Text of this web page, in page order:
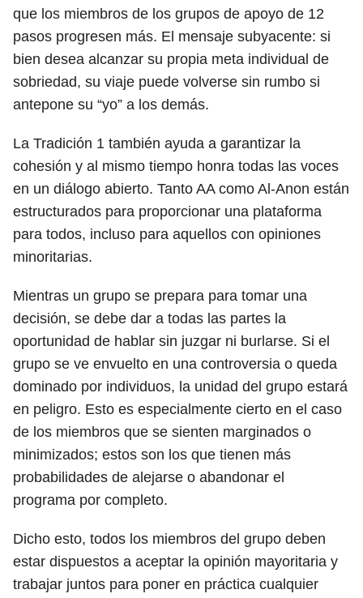
que los miembros de los grupos de apoyo de 12
pasos progresen más. El mensaje subyacente: si
bien desea alcanzar su propia meta individual de
sobriedad, su viaje puede volverse sin rumbo si
antepone su “yo” a los demás.
La Tradición 1 también ayuda a garantizar la
cohesión y al mismo tiempo honra todas las voces
en un diálogo abierto. Tanto AA como Al-Anon están
estructurados para proporcionar una plataforma
para todos, incluso para aquellos con opiniones
minoritarias.
Mientras un grupo se prepara para tomar una
decisión, se debe dar a todas las partes la
oportunidad de hablar sin juzgar ni burlarse. Si el
grupo se ve envuelto en una controversia o queda
dominado por individuos, la unidad del grupo estará
en peligro. Esto es especialmente cierto en el caso
de los miembros que se sienten marginados o
minimizados; estos son los que tienen más
probabilidades de alejarse o abandonar el
programa por completo.
Dicho esto, todos los miembros del grupo deben
estar dispuestos a aceptar la opinión mayoritaria y
trabajar juntos para poner en práctica cualquier